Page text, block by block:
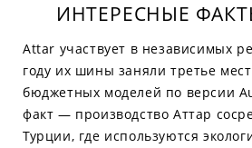
ИНТЕРЕСНЫЕ
Attar участвует в независимых
году их шины заняли третье
бюджетных моделей по версии
факт — производство Аттар
Турции, где используются